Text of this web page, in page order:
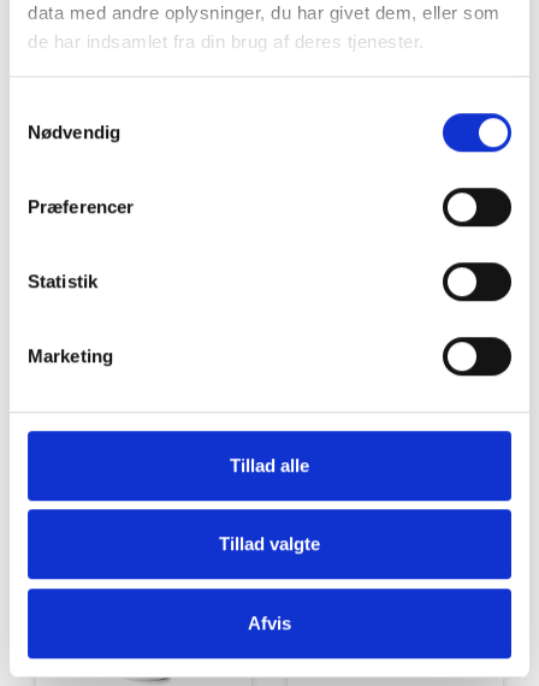
data med andre oplysninger, du har givet dem, eller som
de har indsamlet fra din brug af deres tjenester.
Nødvendig
Præferencer
Statistik
Marketing
Tillad alle
Tillad valgte
Afvis
Grill og Tilbehør Indvendigt Udstyr